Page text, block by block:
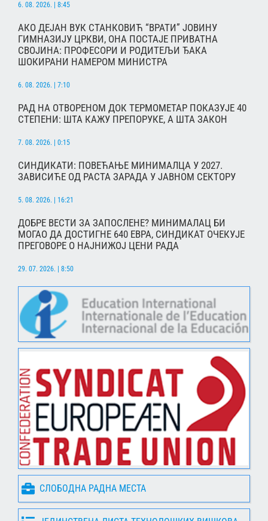
6. 08. 2026. | 8:45
АКО ДЕЈАН ВУК СТАНКОВИЋ “ВРАТИ” ЈОВИНУ
ГИМНАЗИЈУ ЦРКВИ, ОНА ПОСТАЈЕ ПРИВАТНА
СВОЈИНА: ПРОФЕСОРИ И РОДИТЕЉИ ЂАКА
ШОКИРАНИ НАМЕРОМ МИНИСТРА
6. 08. 2026. | 7:10
РАД НА ОТВОРЕНОМ ДОК ТЕРМОМЕТАР ПОКАЗУЈЕ 40
СТЕПЕНИ: ШТА КАЖУ ПРЕПОРУКЕ, А ШТА ЗАКОН
7. 08. 2026. | 0:15
СИНДИКАТИ: ПОВЕЋАЊЕ МИНИМАЛЦА У 2027.
ЗАВИСИЋЕ ОД РАСТА ЗАРАДА У ЈАВНОМ СЕКТОРУ
5. 08. 2026. | 16:21
ДОБРЕ ВЕСТИ ЗА ЗАПОСЛЕНЕ? МИНИМАЛАЦ БИ
МОГАО ДА ДОСТИГНЕ 640 ЕВРА, СИНДИКАТ ОЧЕКУЈЕ
ПРЕГОВОРЕ О НАЈНИЖОЈ ЦЕНИ РАДА
29. 07. 2026. | 8:50
СЛОБОДНА РАДНА МЕСТА